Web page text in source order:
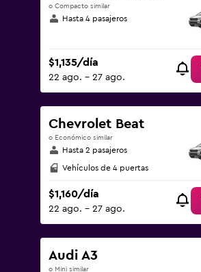
o Compacto similar
Hasta 4 pasajeros
$1,135/día
22 ago. - 27 ago.
Chevrolet Beat
o Económico similar
Hasta 2 pasajeros
Vehículos de 4 puertas
$1,160/día
22 ago. - 27 ago.
Audi A3
o Mini similar